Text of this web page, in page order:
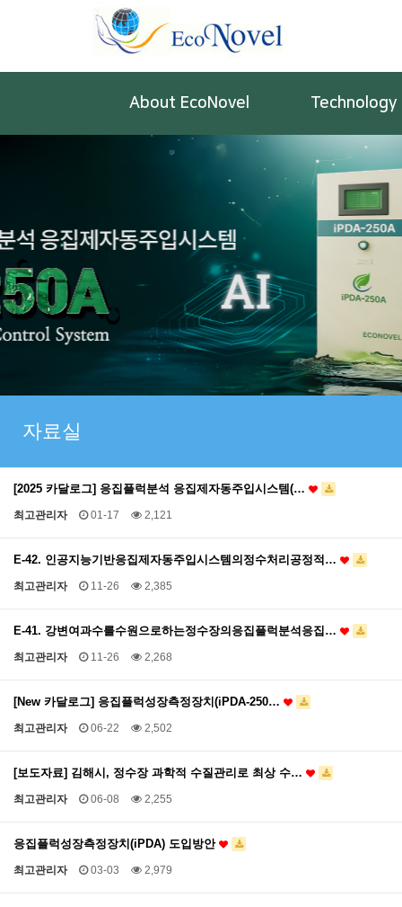
About EcoNovel Technology
자료실
[2025 카달로그] 응집플럭분석 응집제자동주입시스템(…
최고관리자 01-17 2,121
E-42. 인공지능기반응집제자동주입시스템의정수처리공정적…
최고관리자 11-26 2,385
E-41. 강변여과수를수원으로하는정수장의응집플럭분석응집…
최고관리자 11-26 2,268
[New 카달로그] 응집플럭성장측정장치(iPDA-250…
최고관리자 06-22 2,502
[보도자료] 김해시, 정수장 과학적 수질관리로 최상 수…
최고관리자 06-08 2,255
응집플럭성장측정장치(iPDA) 도입방안
최고관리자 03-03 2,979